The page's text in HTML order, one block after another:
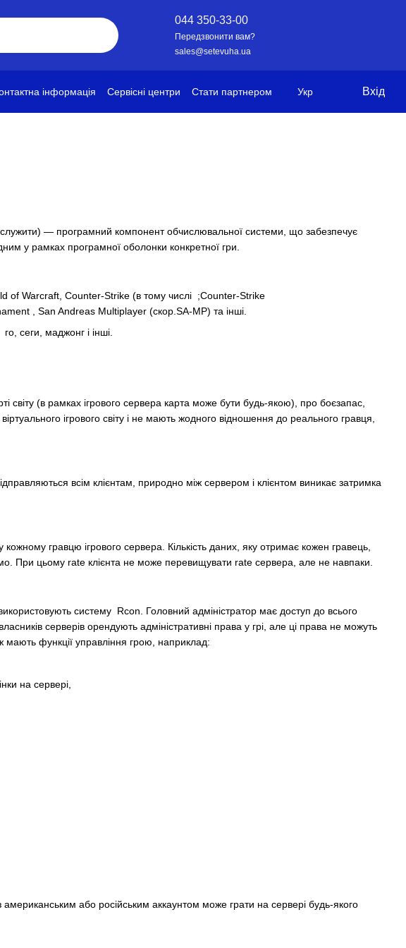
044 350-33-00
Передзвонити вам?
sales@setevuha.ua
інформація Сервісні центри
Стати партнером
Укр Вхід
— програмний компонент обчислювальної системи, що забезпечує
у рамках програмної оболонки конкретної гри.
of Warcraft Counter-Strike (в тому числі ;Counter-Strike
San Andreas Multiplayer (скор. SA-MP) та інші.
го сеги маджонг і інші.
світу (в рамках ігрового сервера карта може бути будь-якою), про боєзапас,
віртуального ігрового світу і не мають жодного відношення до реального гравця,
всім клієнтам, природно між сервером і клієнтом виникає затримка
кожному гравцю ігрового сервера. Кількість даних, яку отримає кожен гравець,
При цьому rate клієнта не може перевищувати rate сервера, але не навпаки.
систему Rcon . Головний адміністратор має доступ до всього
серверів орендують адміністративні права у грі, але ці права не можуть
мають функції управління грою, наприклад:
на сервері,
або російським аккаунтом може грати на сервері будь-якого